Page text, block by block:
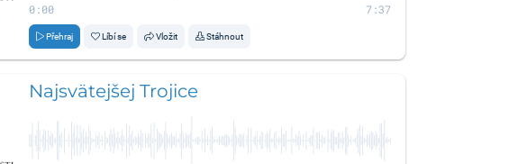
0:00 7:37
Přehraj Líbí se Vložit Stáhnout
Najsvätejšej Trojice